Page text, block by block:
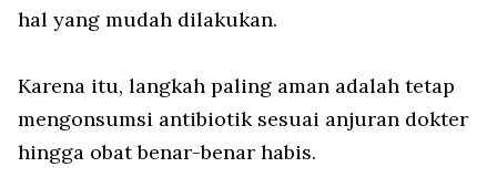
hal yang mudah dilakukan.
Karena itu, langkah paling aman adalah tetap
mengonsumsi antibiotik sesuai anjuran dokter
hingga obat benar-benar habis.